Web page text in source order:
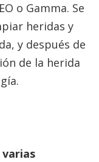
o Gamma. Se
heridas y
y después de
de la herida